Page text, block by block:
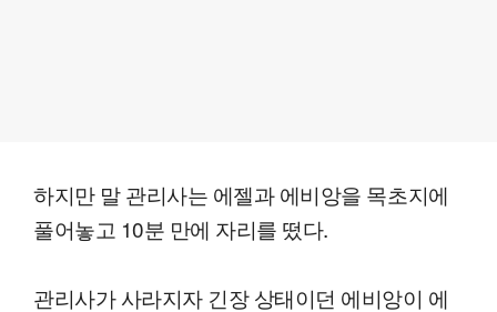
하지만 말 관리사는 에젤과 에비앙을 목초지에
풀어놓고 10분 만에 자리를 떴다.
관리사가 사라지자 긴장 상태이던 에비앙이 에